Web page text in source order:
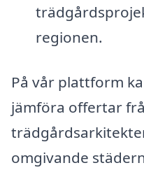
regionen.
På vår plattform
jämföra offertar
omgivande